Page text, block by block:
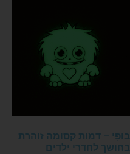
בוּפִּי – דמות קסומה זוהרת
בחושך לחדרי ילדים